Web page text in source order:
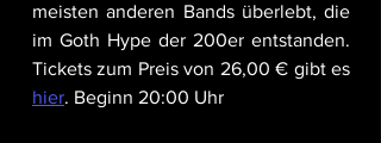
meisten anderen Bands überlebt, die
im Goth Hype der 200er entstanden.
hier. Beginn 20:00 Uhr